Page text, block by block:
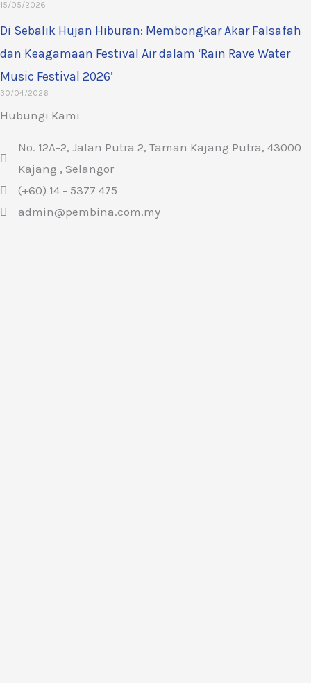
15/05/2026
Di Sebalik Hujan Hiburan: Membongkar Akar Falsafah
dan Keagamaan Festival Air dalam ‘Rain Rave Water
Music Festival 2026’
30/04/2026
Hubungi Kami
No. 12A-2, Jalan Putra 2, Taman Kajang Putra, 43000
Kajang , Selangor
(+60) 14 - 5377 475
admin@pembina.com.my